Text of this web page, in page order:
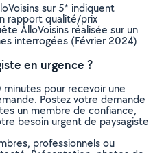
sur 5* indiquent
rapport qualité/prix
AlloVoisins réalisée sur un
interrogées (Février 2024)
en urgence ?
minutes pour recevoir une
Postez votre demande
un membre de confiance,
besoin urgent de paysagiste
professionnels ou